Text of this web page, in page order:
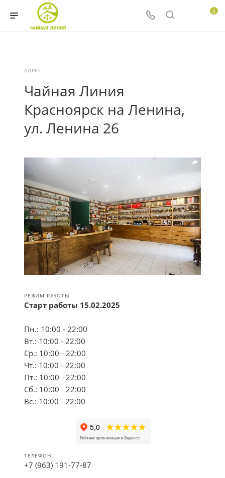
0
АДРЕС
Чайная Линия
Красноярск на Ленина,
ул. Ленина 26
РЕЖИМ РАБОТЫ
Старт работы 15.02.2025
Пн.: 10:00 - 22:00
Вт.: 10:00 - 22:00
Ср.: 10:00 - 22:00
Чт.: 10:00 - 22:00
Пт.: 10:00 - 22:00
Сб.: 10:00 - 22:00
Вс.: 10:00 - 22:00
ТЕЛЕФОН
+7 (963) 191-77-87